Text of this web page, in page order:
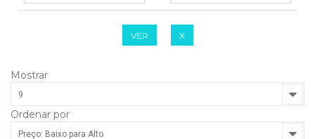
VER X
Mostrar
9
Ordenar por
Preço: Baixo para Alto